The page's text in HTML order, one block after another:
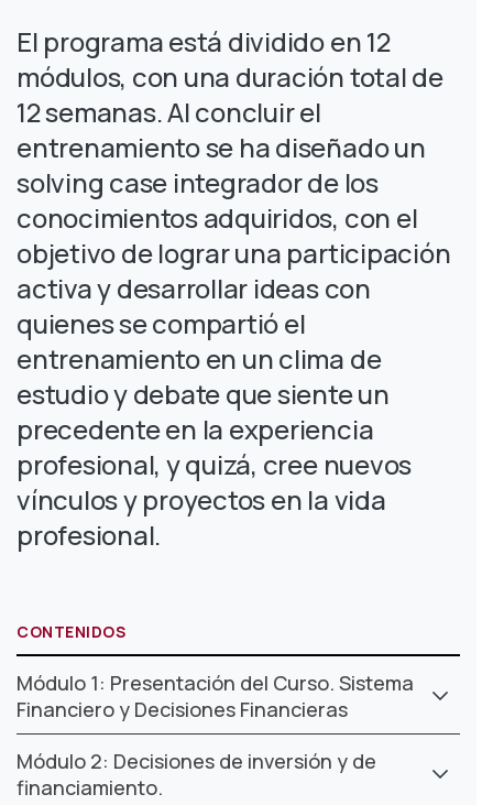
El programa está dividido en 12
módulos, con una duración total de
12 semanas. Al concluir el
entrenamiento se ha diseñado un
solving case integrador de los
conocimientos adquiridos, con el
objetivo de lograr una participación
activa y desarrollar ideas con
quienes se compartió el
entrenamiento en un clima de
estudio y debate que siente un
precedente en la experiencia
profesional, y quizá, cree nuevos
vínculos y proyectos en la vida
profesional.
CONTENIDOS
Módulo 1: Presentación del Curso. Sistema
Financiero y Decisiones Financieras
Módulo 2: Decisiones de inversión y de
financiamiento.